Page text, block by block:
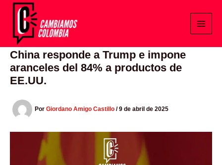
contenido
China responde a Trump e impone
aranceles del 84% a productos de
EE.UU.
Por Giordano Amigo Castillo /9 de abril de 2025